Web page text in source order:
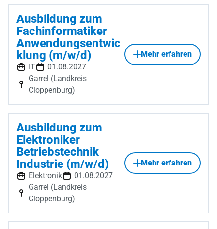
Ausbildung zum
Fachinformatiker
Anwendungsentwic
klung (m/w/d)
IT
01.08.2027
Garrel (Landkreis
Cloppenburg)
Mehr erfahren
Ausbildung zum
Elektroniker
Betriebstechnik
Industrie (m/w/d)
Elektronik
01.08.2027
Garrel (Landkreis
Cloppenburg)
Mehr erfahren